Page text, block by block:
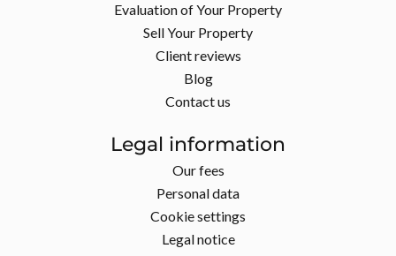
Evaluation of Your Property
Sell Your Property
Client reviews
Blog
Contact us
Legal information
Our fees
Personal data
Cookie settings
Legal notice